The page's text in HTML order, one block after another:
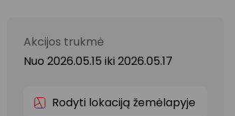
Akcijos trukmė
Nuo 2026.05.15 iki 2026.05.17
Rodyti lokaciją žemėlapyje